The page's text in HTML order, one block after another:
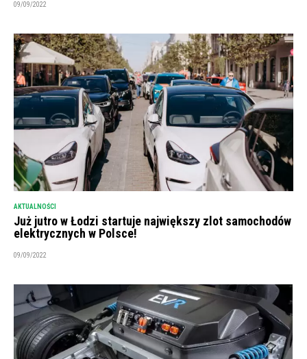
09/09/2022
AKTUALNOŚCI
Już jutro w Łodzi startuje największy zlot samochodów
elektrycznych w Polsce!
09/09/2022